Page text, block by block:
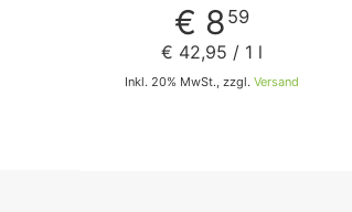
€ 8 59
Inkl. 20% MwSt., zzgl. Versand
€ 42,95 / 1 l